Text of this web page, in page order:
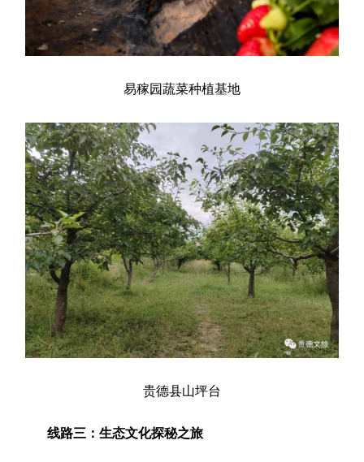
易稼园蔬菜种植基地
贵德县山坪台
线路三：生态文化探秘之旅